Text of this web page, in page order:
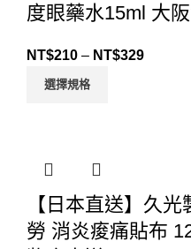
度眼藥水15ml 大
NT$210 – NT$329
選擇規格
【日本直送】久
勞 消炎痠痛貼布